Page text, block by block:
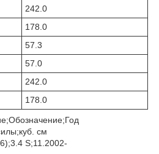
242.0
178.0
57.3
57.0
242.0
178.0
см
S;11.2002-